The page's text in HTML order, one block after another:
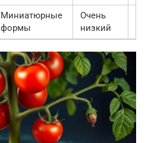
Миниатюрные
формы
Очень
низкий